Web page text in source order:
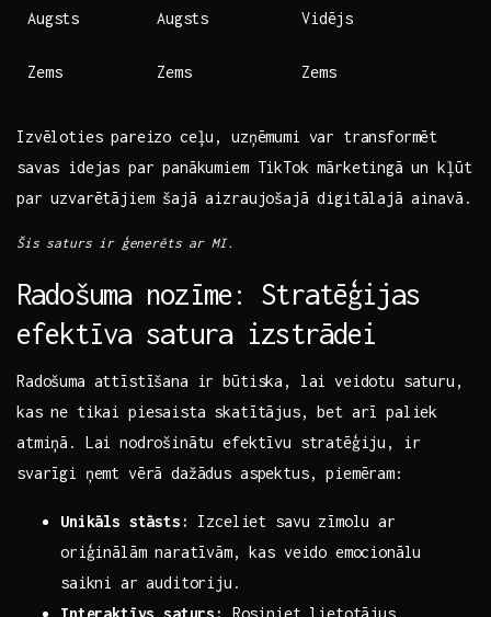
Augsts Augsts Vidējs
Zems Zems Zems
Izvēloties pareizo ceļu, uzņēmumi var transformēt
savas idejas par‍ panākumiem TikTok mārketingā⁣ un kļūt
par‍ uzvarētājiem šajā aizraujošajā digitālajā ⁢ainavā.
Šis saturs ir ģenerēts ar MI.
Radošuma nozīme: Stratēģijas​
efektīva satura izstrādei
Radošuma attīstīšana ir būtiska, lai veidotu saturu,
kas ne tikai piesaista skatītājus, bet arī paliek
atmiņā. Lai​ nodrošinātu efektīvu stratēģiju, ir
svarīgi ņemt vērā dažādus aspektus, piemēram:
Unikāls stāsts:
Izceliet savu zīmolu ar
oriģinālām naratīvām, kas veido emocionālu
saikni ar auditoriju.